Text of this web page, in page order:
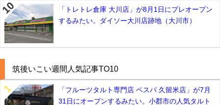
「トレトレ倉庫 大川店」が8月1日にプレオープン
するみたい。ダイソー大川店跡地（大川市）
筑後いこい週間人気記事TO10
「フルーツタルト専門店 ベスパ 久留米店」が7月
31日にオープンするみたい。小郡市の人気タルト